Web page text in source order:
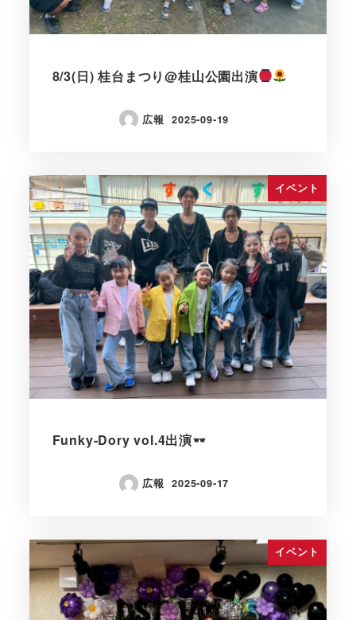
8/3(日) 桂台まつり@桂山公園出演
広報 2025-09-19
イベント
Funky-Dory vol.4出演
広報 2025-09-17
イベント